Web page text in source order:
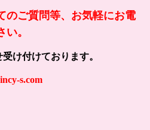
のご質問等、お気軽にお電
。
け付けております。
s.com